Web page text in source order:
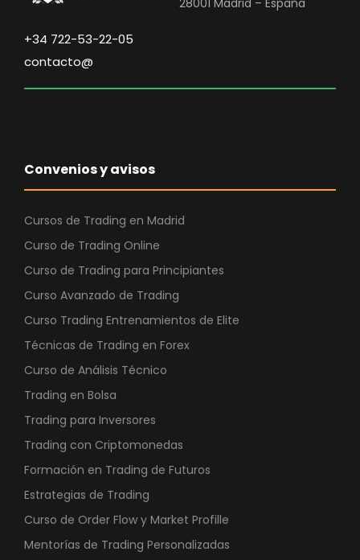
+34 722-53-22-05
contacto@
Convenios y avisos
Cursos de Trading en Madrid
Curso de Trading Online
Curso de Trading para Principiantes
Curso Avanzado de Trading
Curso Trading Entrenamientos de Elite
Técnicas de Trading en Forex
Curso de Análisis Técnico
Trading en Bolsa
Trading para Inversores
Trading con Criptomonedas
Formación en Trading de Futuros
Estrategias de Trading
Curso de Order Flow y Market Profille
Mentorías de Trading Personalizadas